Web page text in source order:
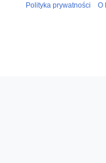
Polityka prywatności O